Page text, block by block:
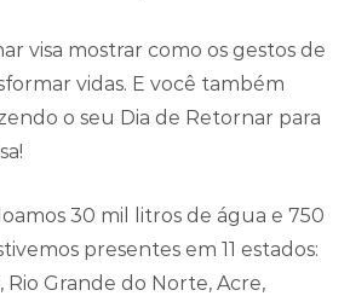
visa mostrar como os gestos de
vidas. E você também
o seu Dia de Retornar para
30 mil litros de água e 750
presentes em 11 estados:
Rio Grande do Norte, Acre,